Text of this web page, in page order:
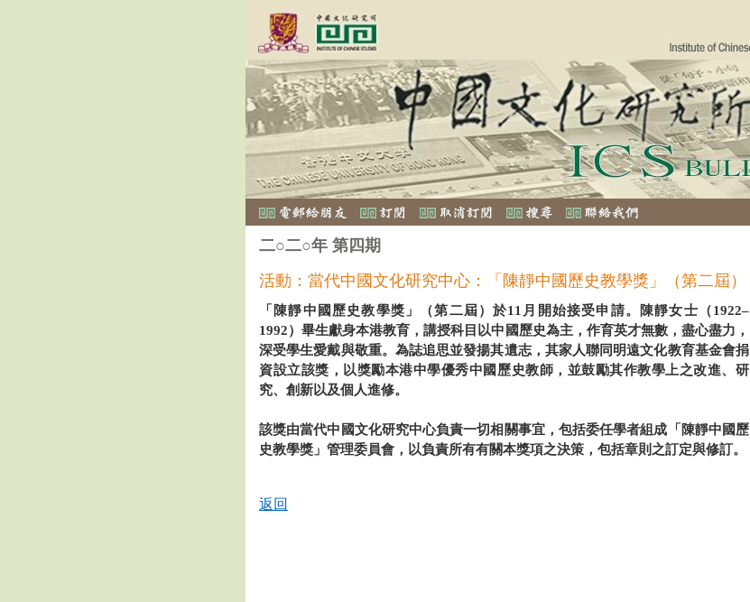
二○二○年 第四期
活動：當代中國文化研究中心：「陳靜中國歷史教學獎」（第二屆）
「陳靜中國歷史教學獎」（第二屆）於11月開始接受申請。陳靜女士（1922–
1992）畢生獻身本港教育，講授科目以中國歷史為主，作育英才無數，盡心盡力，
深受學生愛戴與敬重。為誌追思並發揚其遺志，其家人聯同明遠文化教育基金會捐
資設立該獎，以獎勵本港中學優秀中國歷史教師，並鼓勵其作教學上之改進、研
究、創新以及個人進修。
該獎由當代中國文化研究中心負責一切相關事宜，包括委任學者組成「陳靜中國歷
史教學獎」管理委員會，以負責所有有關本獎項之決策，包括章則之訂定與修訂。
返回